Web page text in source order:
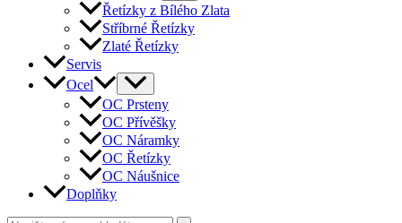
Řetízky z Bílého Zlata
Stříbrné Řetízky
Zlaté Řetízky
Servis
Ocel
OC Prsteny
OC Přívěšky
OC Náramky
OC Řetízky
OC Náušnice
Doplňky